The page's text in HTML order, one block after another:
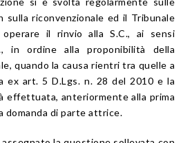
sulla riconvenzionale ed il Tribunale
il rinvio alla S.C., ai sensi
in ordine alla proponibilità della
quando la causa rientri tra quelle a
ex art. 5 D.Lgs. n. 28 del 2010 e la
effettuata, anteriormente alla prima
domanda di parte attrice.